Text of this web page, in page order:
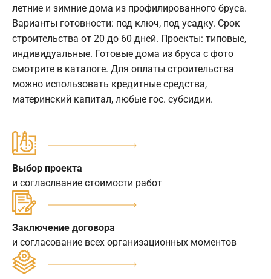
летние и зимние дома из профилированного бруса.
Варианты готовности: под ключ, под усадку. Срок
строительства от 20 до 60 дней. Проекты: типовые,
индивидуальные. Готовые дома из бруса с фото
смотрите в каталоге. Для оплаты строительства
можно использовать кредитные средства,
материнский капитал, любые гос. субсидии.
Выбор проекта
и согласлвание стоимости работ
Заключение договора
и согласование всех организационных моментов